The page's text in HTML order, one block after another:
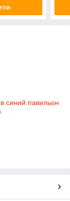
синий павильон